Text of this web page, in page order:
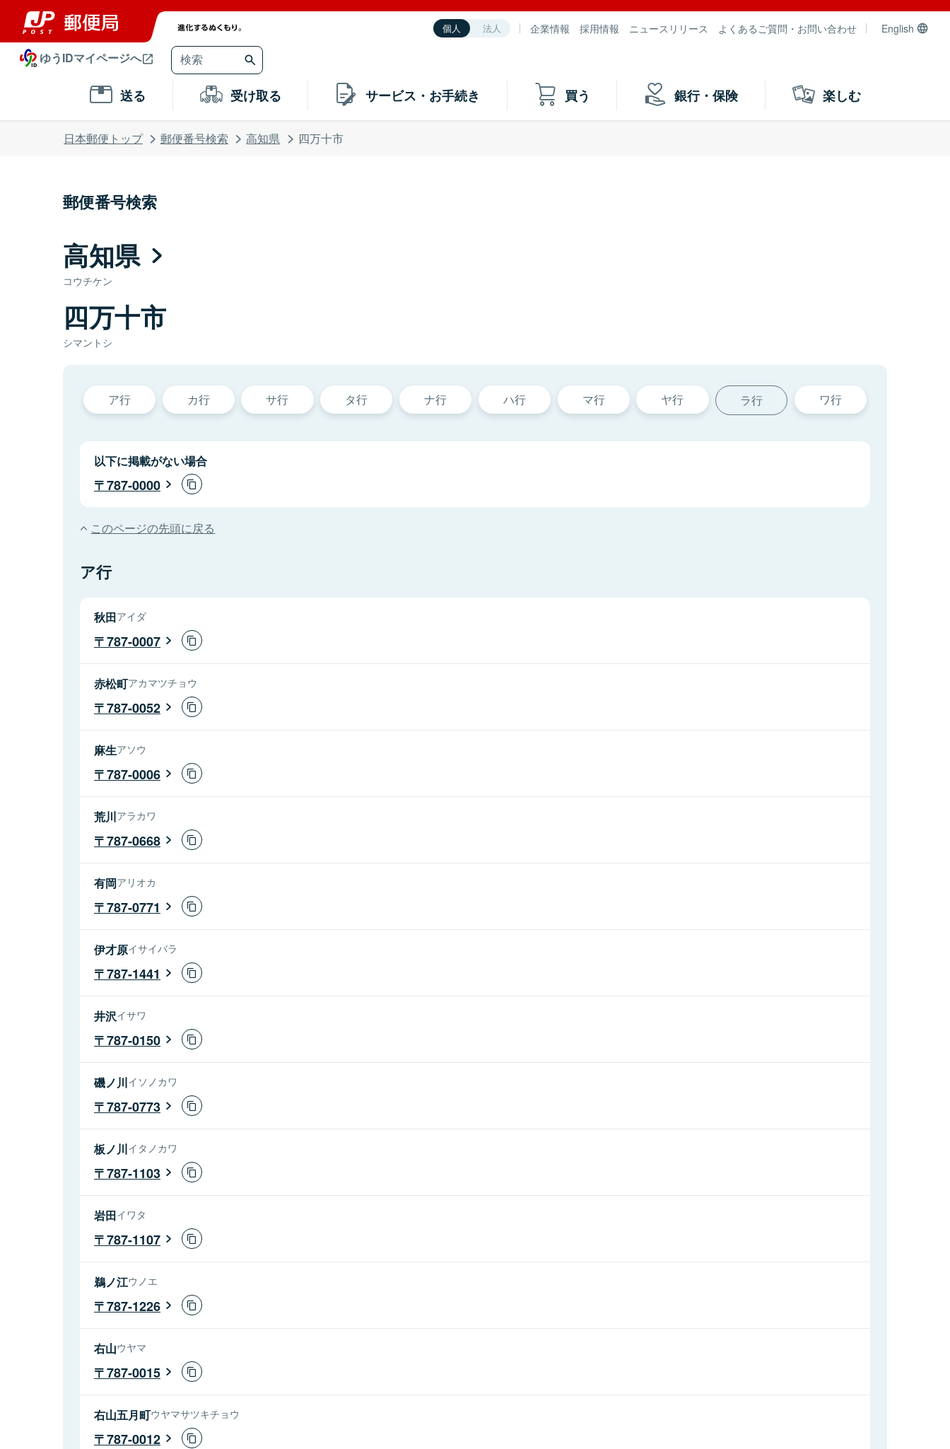
個人 法人 企業情報 採用情報 ニュースリリース よくあるご質問・お問い合わせ English
ゆうIDマイページへ
送る 受け取る サービス・お手続き 買う 銀行・保険 楽しむ
日本郵便トップ 郵便番号検索 高知県 四万十市
郵便番号検索
高知県
コウチケン
四万十市
シマントシ
ア行 カ行 サ行 タ行 ナ行 ハ行 マ行 ヤ行 ラ行 ワ行
以下に掲載がない場合
787-0000
このページの先頭に戻る
ア行
秋田アイダ
787-0007
赤松町アカマツチョウ
787-0052
麻生アソウ
787-0006
荒川アラカワ
787-0668
有岡アリオカ
787-0771
伊才原イサイバラ
787-1441
井沢イサワ
787-0150
磯ノ川イソノカワ
787-0773
板ノ川イタノカワ
787-1103
岩田イワタ
787-1107
鵜ノ江ウノエ
787-1226
右山ウヤマ
787-0015
右山五月町ウヤマサツキチョウ
787-0012